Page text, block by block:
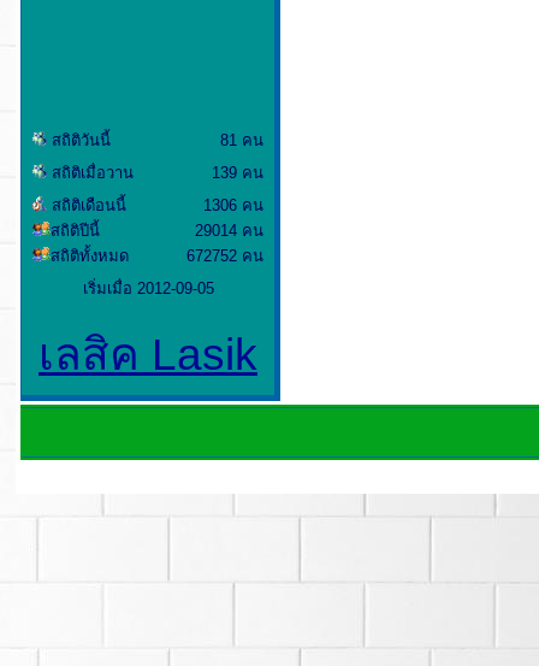
สถิติวันนี้
81 คน
สถิติเมื่อวาน
139 คน
สถิติเดือนนี้
สถิติปีนี้
สถิติทั้งหมด
1306 คน
29014 คน
672752 คน
เริ่มเมื่อ 2012-09-05
เลสิค Lasik